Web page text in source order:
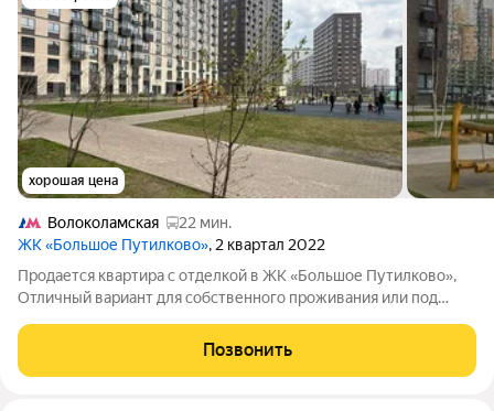
хорошая цена
Волоколамская
22 мин.
ЖК «Большое Путилково», 2 квартал 2022
Продается квартира с отделкой в ЖК «Большое Путилково»,
Отличный вариант для собственного проживания или под
ремонта. Квартира светлая,
Позвонить